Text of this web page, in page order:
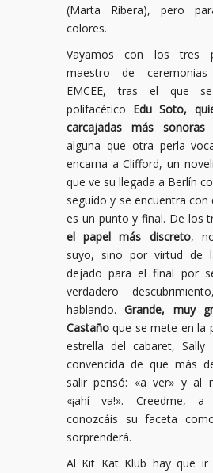
(Marta Ribera), pero
colores.
Vayamos con los tres
maestro de
EMCEE, tras el que
polifacético Edu Soto,
carcajadas más sonoras
alguna que otra perla
encarna a Clifford, un
que ve su llegada a Berlín
seguido y se encuentra con
es un punto y final. De los
el papel más discreto,
suyo, sino por virtud de
dejado para el final por
verdadero
hablando.Grande, muy
Castaño que se mete en la
estrella del cabaret, Sally
convencida de que más
salir pensó: «a ver» y al
«¡ahí va!». Creedme,
conozcáis su faceta
sorprenderá.
Al Kit Kat Klub hay que ir